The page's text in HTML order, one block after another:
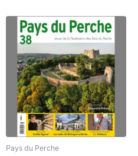
Pays du Perche